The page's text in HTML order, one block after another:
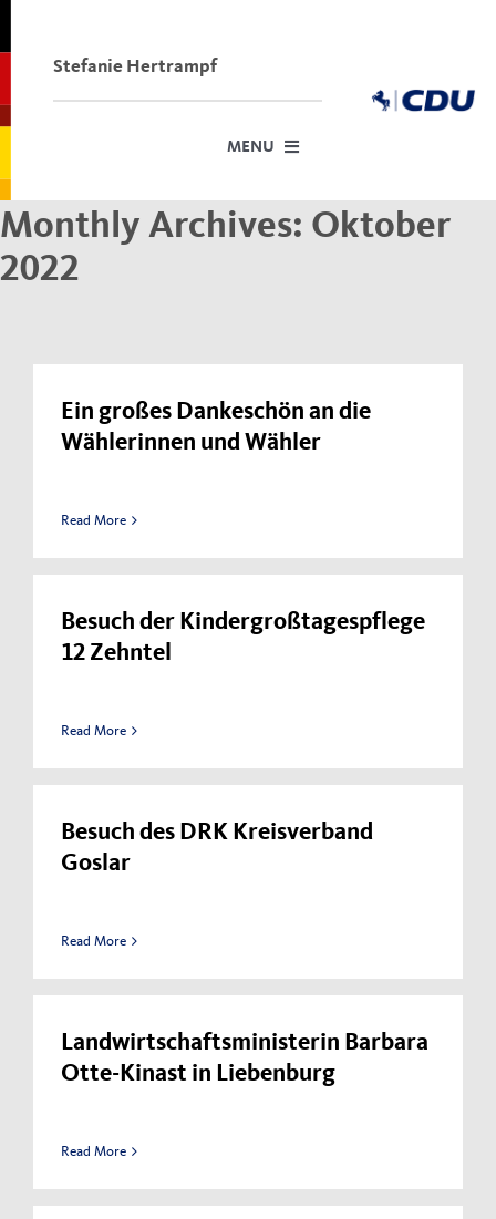
contentStefanie Hertrampf
MENU
Startseite
Über mich
Meine Anträge im Stadtrat und Kreistag
Neuigkeiten
Monthly Archives: Oktober
2022
Ein großes Dankeschön an die
Wählerinnen und Wähler
Read More
Besuch der Kindergroßtagespflege
12 Zehntel
Read More
Besuch des DRK Kreisverband
Goslar
Read More
Landwirtschaftsministerin Barbara
Otte-Kinast in Liebenburg
Read More